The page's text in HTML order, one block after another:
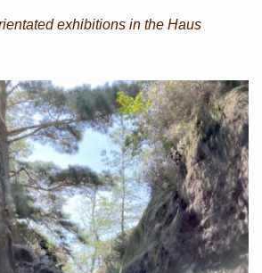
exhibitions in the Haus